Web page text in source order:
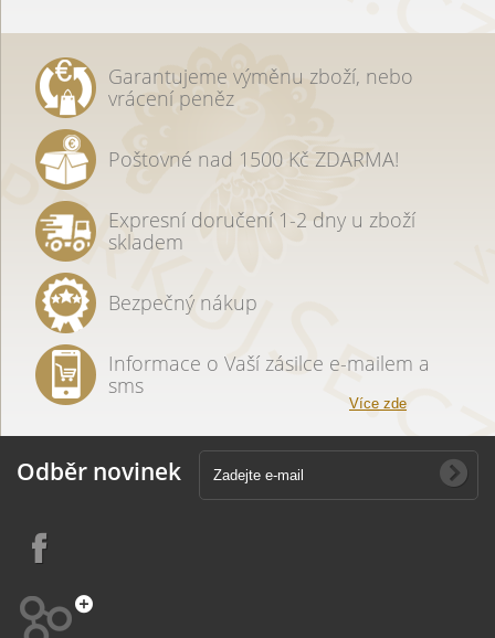
Garantujeme výměnu zboží, nebo
vrácení peněz
Poštovné nad 1500 Kč ZDARMA!
Expresní doručení 1-2 dny u zboží
skladem
Bezpečný nákup
Informace o Vaší zásilce e-mailem a
sms
Více zde
Odběr novinek